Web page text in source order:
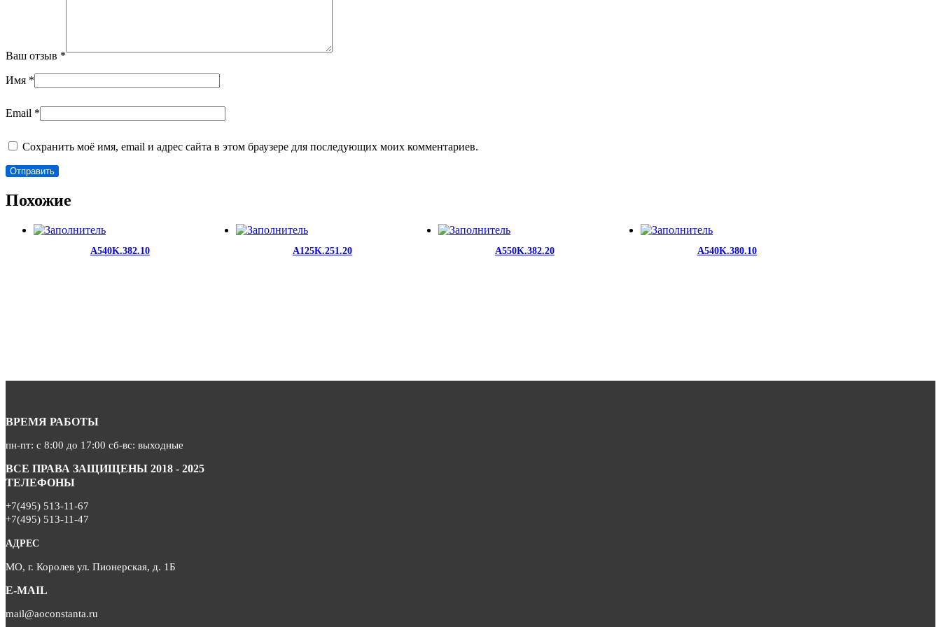
Ваш отзыв *
Имя *
Email *
Сохранить моё имя, email и адрес сайта в этом браузере для последующих моих комментариев.
Похожие
A540K.382.10 A125K.251.20 A550K.382.20 A540K.380.10
ВРЕМЯ РАБОТЫ
пн-пт: с 8:00 до 17:00 сб-вс: выходные
ВСЕ ПРАВА ЗАЩИЩЕНЫ 2018 - 2025
ТЕЛЕФОНЫ
+7(495) 513-11-67
+7(495) 513-11-47
АДРЕС
МО, г. Королев ул. Пионерская, д. 1Б
E-MAIL
mail@aoconstanta.ru